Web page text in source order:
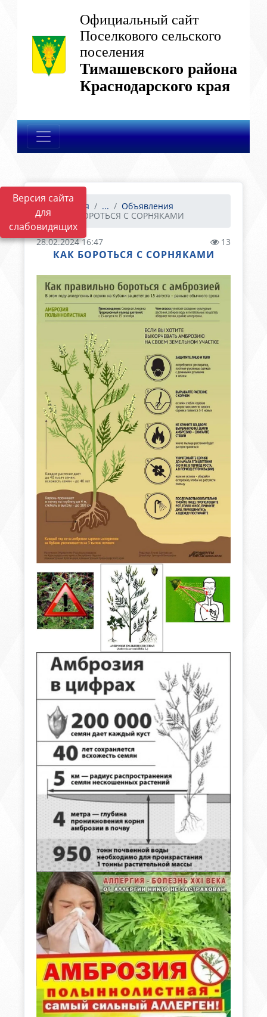
Версия сайта
для
слабовидящих
Официальный сайт
Поселкового сельского
поселения
Тимашевского района
Краснодарского края
Главная ...
Объявления
КАК БОРОТЬСЯ С СОРНЯКАМИ
28.02.2024 16:47 13
КАК БОРОТЬСЯ С СОРНЯКАМИ